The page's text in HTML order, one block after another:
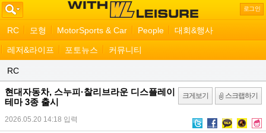
로그인
RC 모형 MotorSports & Car People 대회&행사
레저&라이프 포토뉴스 커뮤니티
RC
현대자동차, 스누피·찰리브라운 디스플레이
테마 3종 출시
2026.05.20 14:18 입력
크게보기 스크랩하기